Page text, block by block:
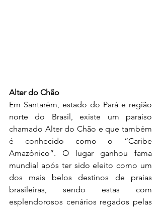
Alter do Chão
Em Santarém, estado do Pará e região
norte do Brasil, existe um paraíso
chamado Alter do Chão e que também
é conhecido como o “Caribe
Amazônico”. O lugar ganhou fama
mundial após ter sido eleito como um
dos mais belos destinos de praias
brasileiras, sendo estas com
esplendorosos cenários regados pelas